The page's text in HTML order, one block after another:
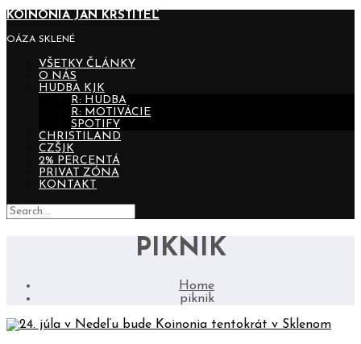
KOINONIA JÁN KRSTITEĽ
OÁZA SKLENÉ
VŠETKY ČLÁNKY
O NÁS
HUDBA KJK
R: HUDBA
R: MOTIVÁCIE
SPOTIFY
CHRISTILAND
CZŠJK
2% PERCENTÁ
PRIVAT ZÓNA
KONTAKT
PIKNIK
Home
piknik